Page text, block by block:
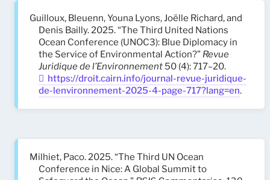
Guilloux, Bleuenn, Youna Lyons, Joëlle Richard, and
Denis Bailly. 2025. “The Third United Nations
Ocean Conference (UNOC3): Blue Diplomacy in
the Service of Environmental Action?” Revue
Juridique de l’Environnement 50 (4): 717–20.
https://droit.cairn.info/journal-revue-juridique-
de-lenvironnement-2025-4-page-717?lang=en.
Milhiet, Paco. 2025. “The Third UN Ocean
Conference in Nice: A Global Summit to